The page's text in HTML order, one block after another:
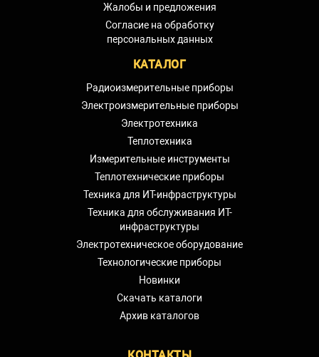
Жалобы и предложения
Согласие на обработку
персональных данных
КАТАЛОГ
Радиоизмерительные приборы
Электроизмерительные приборы
Электротехника
Теплотехника
Измерительные инструменты
Теплотехнические приборы
Техника для ИТ-инфраструктуры
Техника для обслуживания ИТ-
инфраструктуры
Электротехническое оборудование
Технологические приборы
Новинки
Скачать каталоги
Архив каталогов